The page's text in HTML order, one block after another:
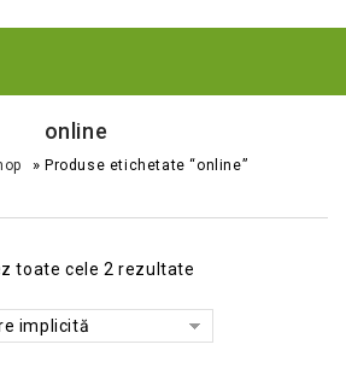
online
» Produse etichetate “online”
toate cele 2 rezultate
implicită